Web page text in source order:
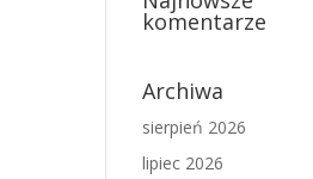
komentarze
Archiwa
sierpień 2026
lipiec 2026